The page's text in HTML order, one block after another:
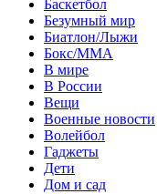
Баскетбол
Безумный мир
Биатлон/Лыжи
Бокс/MMA
В мире
В России
Вещи
Военные новости
Волейбол
Гаджеты
Дети
Дом и сад